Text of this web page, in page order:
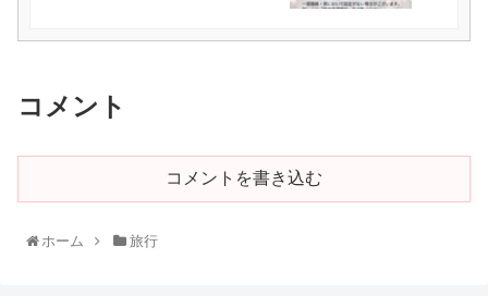
コメント
コメントを書き込む
ホーム 旅行